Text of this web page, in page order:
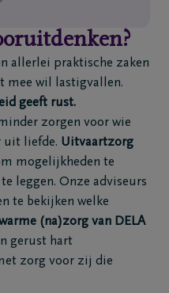
allerlei praktische zaken
mee wil lastigvallen.
geeft rust.
zorgen voor wie
uit liefde. Uitvaartzorg
mogelijkheden te
leggen. Onze adviseurs
te bekijken welke
(na)zorg van DELA
gerust hart
zorg voor zij die